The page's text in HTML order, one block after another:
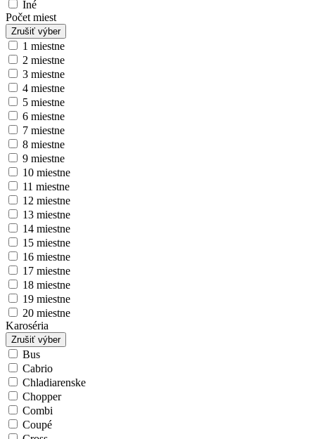
Iné
Počet miest
Zrušiť výber
1 miestne
2 miestne
3 miestne
4 miestne
5 miestne
6 miestne
7 miestne
8 miestne
9 miestne
10 miestne
11 miestne
12 miestne
13 miestne
14 miestne
15 miestne
16 miestne
17 miestne
18 miestne
19 miestne
20 miestne
Karoséria
Zrušiť výber
Bus
Cabrio
Chladiarenske
Chopper
Combi
Coupé